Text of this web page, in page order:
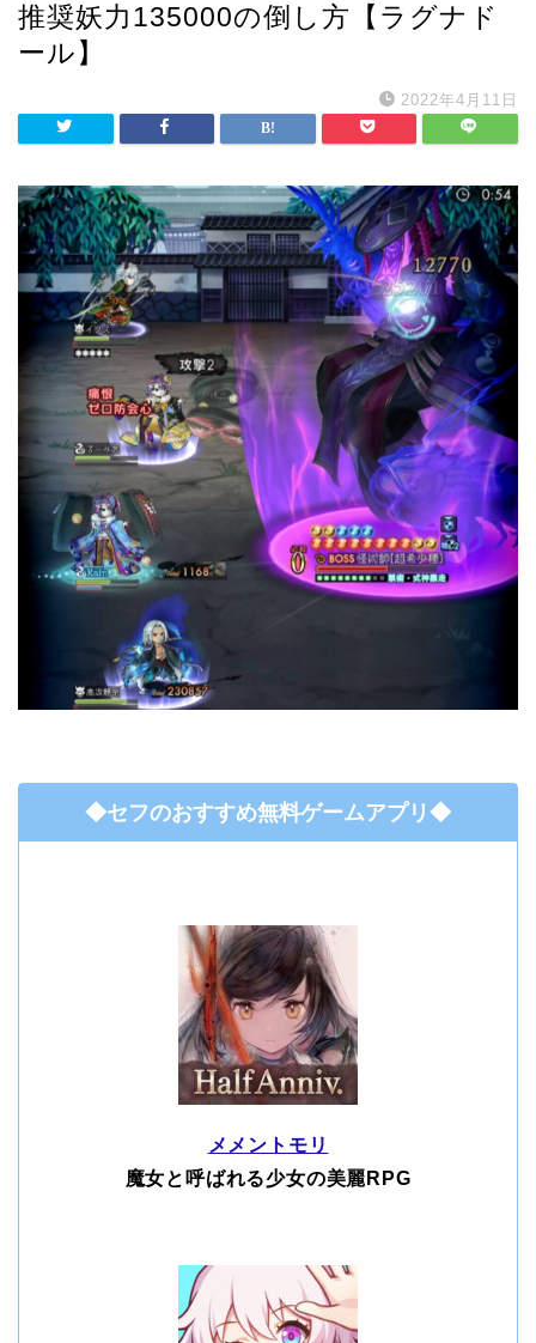
推奨妖力135000の倒し方【ラグナド
ール】
2022年4月11日
◆セフのおすすめ無料ゲームアプリ◆
メメントモリ
魔女と呼ばれる少女の美麗RPG